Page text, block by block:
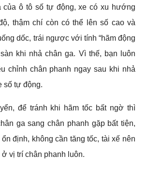
của ô tô số tự động, xe có xu hướng
thậm chí còn có thể lên số cao và
dốc, trái ngược với tính “hãm động
khi nhả chân ga. Vì thế, bạn luôn
chỉnh chân phanh ngay sau khi nhả
số tự động.
để tránh khi hãm tốc bất ngờ thì
ga sang chân phanh gặp bất tiện,
định, không cần tăng tốc, tài xế nên
vị trí chân phanh luôn.